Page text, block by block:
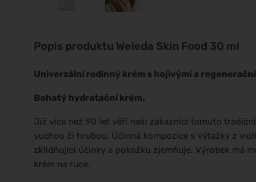
Popis produktu Weleda Skin Food 30 ml
Univerzální rodinný krém s hojivými a
Bohatý hydratační krém.
Již více než 90 let věří naši zákazníci tomuto
suchou či hrubou. Účinná kompozice s výtažky z
zklidňující účinky a pokožku zjemňuje. Výrobek má
krém na ruce.